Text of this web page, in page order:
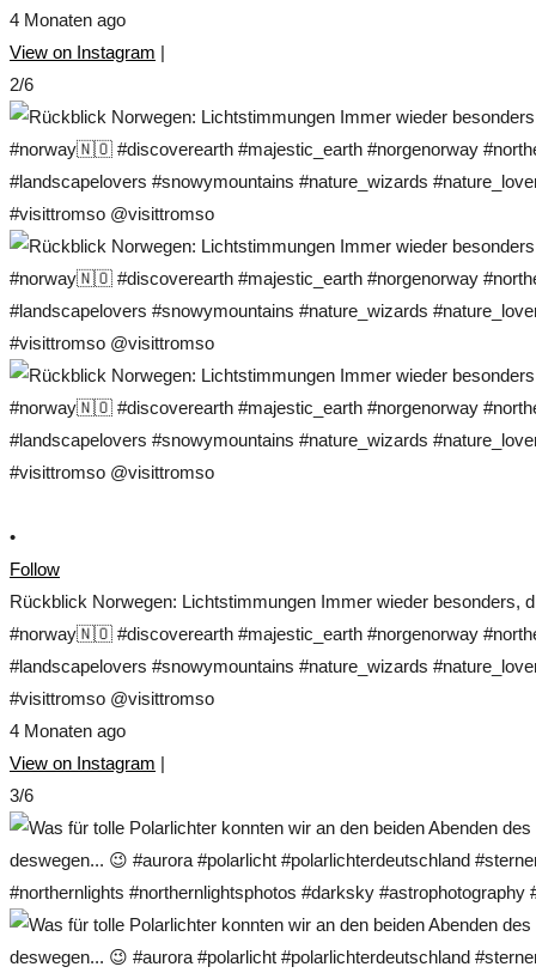
4 Monaten ago
View on Instagram |
2/6
•
Follow
Rückblick Norwegen: Lichtstimmungen Immer wieder besonders,
#norway🇳🇴 #discoverearth #majestic_earth #norgenorway
#landscapelovers #snowymountains #nature_wizards
#visittromso @visittromso
4 Monaten ago
View on Instagram |
3/6